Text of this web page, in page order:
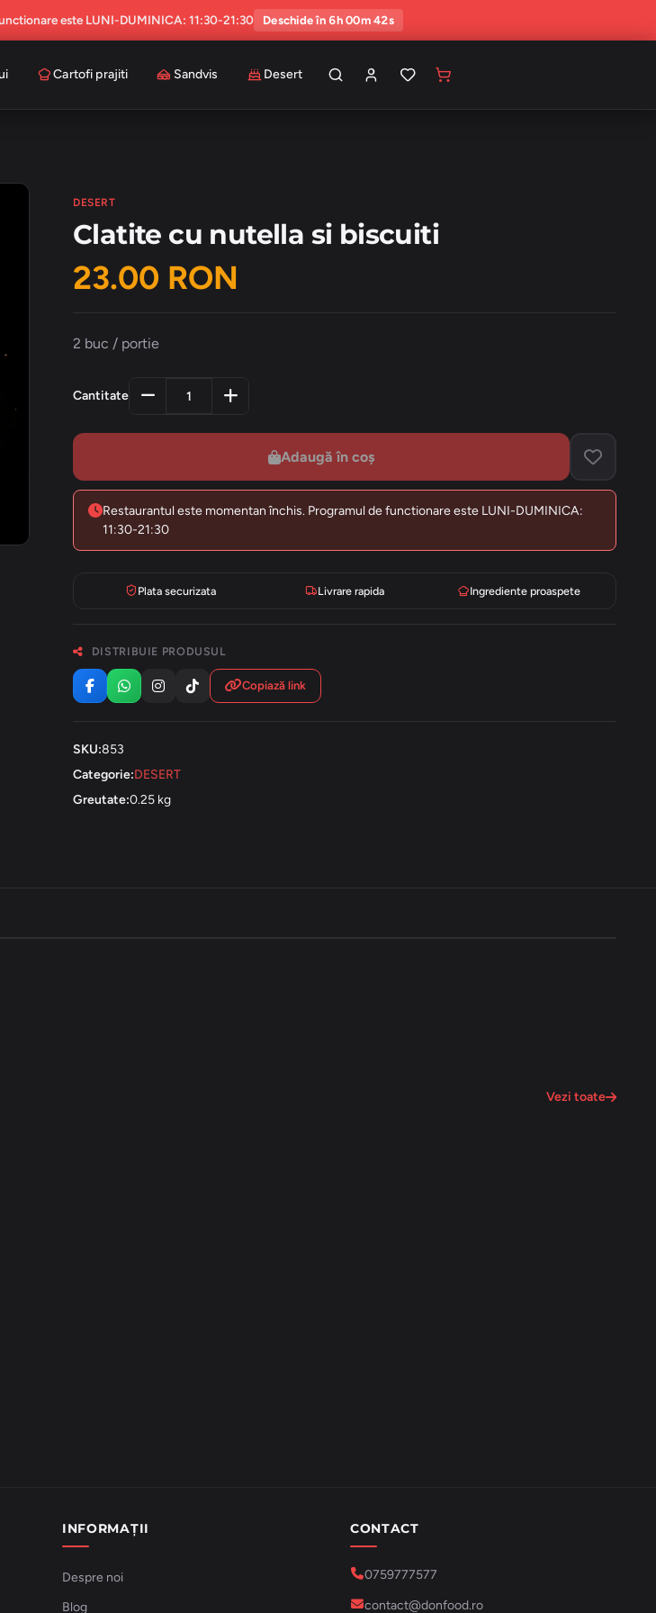
este LUNI-DUMINICA: 11:30-21:30 Deschide în 6h 00m 41s
Cartofi prajiti Sandvis Desert
DESERT
Clatite cu nutella si biscuiti
23.00 RON
2 buc / portie
Cantitate
Adaugă în coș
Restaurantul este momentan închis. Programul de functionare este LUNI-DUMINICA:
11:30-21:30
Plata securizata Livrare rapida Ingrediente proaspete
DISTRIBUIE PRODUSUL
Copiază link
SKU:853
Categorie:DESERT
Greutate:0.25 kg
Vezi toate
INFORMAȚII
Despre noi
Blog
CONTACT
0759777577
contact@donfood.ro